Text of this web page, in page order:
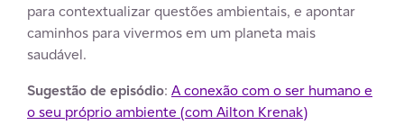
para contextualizar questões ambientais, e apontar
caminhos para vivermos em um planeta mais
saudável.
Sugestão de episódio: A conexão com o ser humano e
o seu próprio ambiente (com Ailton Krenak)